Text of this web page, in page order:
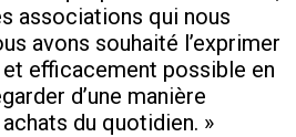
associations qui nous
avons souhaité l’exprimer
efficacement possible en
d’une manière
du quotidien. »